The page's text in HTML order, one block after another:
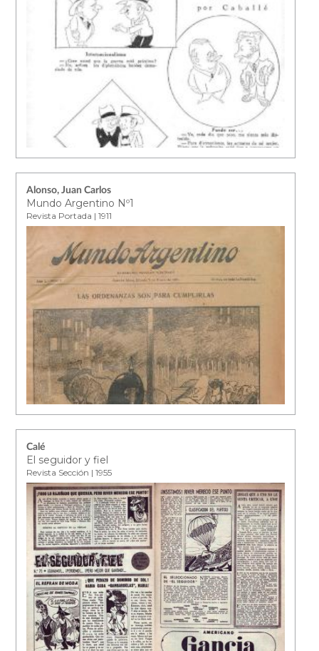
Alonso, Juan Carlos
Mundo Argentino Nº1
Revista Portada | 1911
Calé
El seguidor y fiel
Revista Sección | 1955